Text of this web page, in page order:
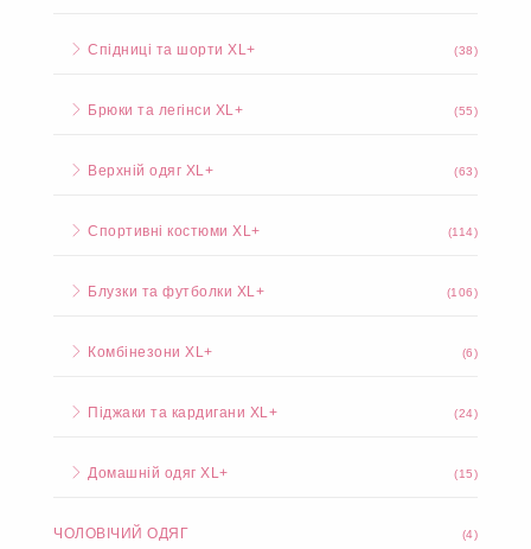
Спідниці та шорти XL+ (38)
Брюки та легінси XL+ (55)
Верхній одяг XL+ (63)
Спортивні костюми XL+ (114)
Блузки та футболки XL+ (106)
Комбінезони XL+ (6)
Піджаки та кардигани XL+ (24)
Домашній одяг XL+ (15)
ЧОЛОВІЧИЙ ОДЯГ (4)